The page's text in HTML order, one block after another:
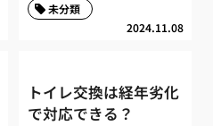
2024.11.08
未分類
トイレ交換は経年劣化
で対応できる？